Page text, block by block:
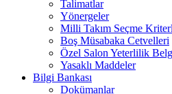
Talimatlar
Yönergeler
Milli Takım Seçme
Boş Müsabaka Cetvelleri
Özel Salon Yeterlilik
Yasaklı Maddeler
Bilgi Bankası
Dokümanlar